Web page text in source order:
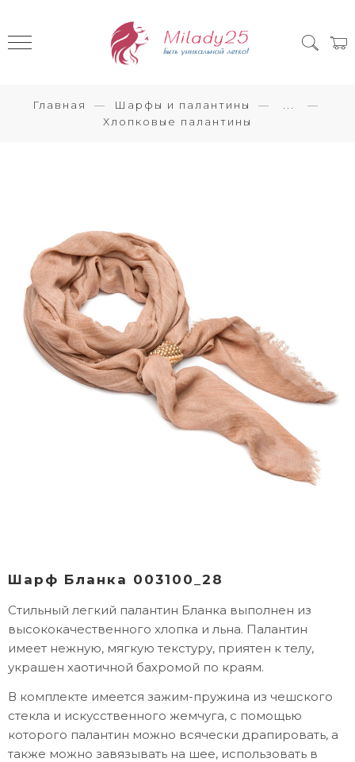
Главная Шарфы и палантины
Хлопковые палантины
Шарф Бланка 003100_28
Стильный легкий палантин Бланка выполнен из
высококачественного хлопка и льна. Палантин
имеет нежную, мягкую текстуру, приятен к телу,
украшен хаотичной бахромой по краям.
В комплекте имеется зажим-пружина из чешского
стекла и искусственного жемчуга, с помощью
которого палантин можно всячески драпировать, а
также можно завязывать на шее, использовать в